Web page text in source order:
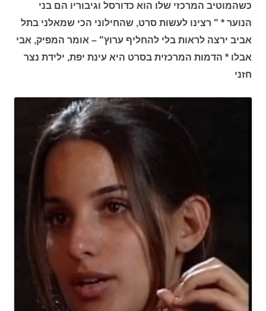
כשהמוטיב המרכזי שלו הוא כדורסל וגיבוריו הם בני
הנוער * " רצינו לעשות סרט, שהחילוני הכי שמאלני בתל
אביב ירצה לראות בלי להחליף ערוץ" – אומר המפיק, אבי
אבלו * הדמות המרכזית בסרט היא עינת יפת, ילידת נצר
חזני